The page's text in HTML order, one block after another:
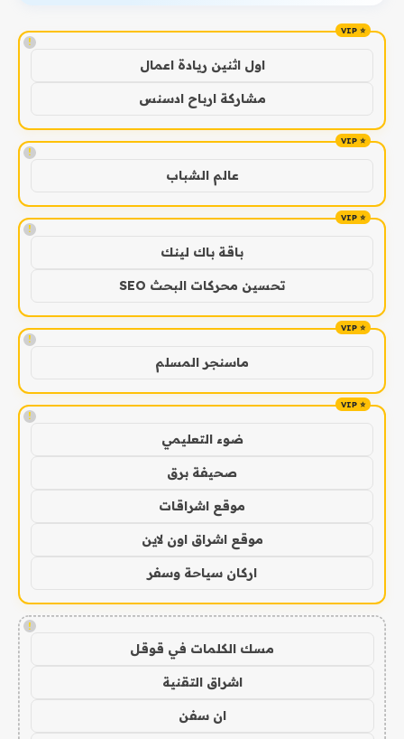
!
اول اثنين ريادة اعمال
مشاركة ارباح ادسنس
!
عالم الشباب
!
باقة باك لينك
تحسين محركات البحث SEO
!
ماسنجر المسلم
!
ضوء التعليمي
صحيفة برق
موقع اشراقات
موقع اشراق اون لاين
اركان سياحة وسفر
!
مسك الكلمات في قوقل
اشراق التقنية
ان سفن